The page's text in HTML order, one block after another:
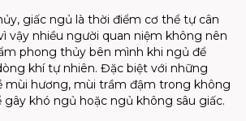
giấc ngủ là thời điểm cơ thể tự cân
vậy nhiều người quan niệm không nên
phong thủy bên mình khi ngủ để
khí tự nhiên. Đặc biệt với những
mùi hương, mùi trầm đậm trong không
gây khó ngủ hoặc ngủ không sâu giấc.